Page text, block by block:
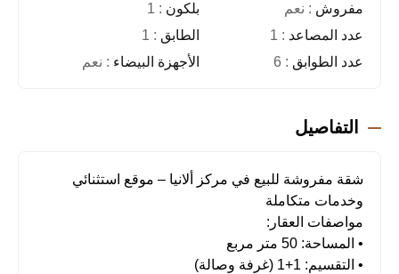
مفروش : نعم بلكون : 1
عدد المصاعد : 1 الطابق : 1
عدد الطوابق : 6 الأجهزة البيضاء : نعم
التفاصيل
شقة مفروشة للبيع في مركز ألانيا – موقع استثنائي
وخدمات متكاملة
مواصفات العقار:
• المساحة: 50 متر مربع
• التقسيم: 1+1 (غرفة وصالة)